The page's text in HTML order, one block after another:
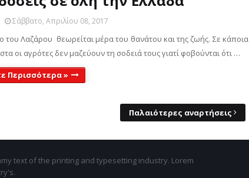
Σάββατο, Απριλίου 08, 2017
του Λαζάρου θεωρείται μέρα του θανάτου και της ζωής. Σε κάποια
οι αγρότες δεν μαζεύουν τη σοδειά τους γιατί φοβούνται ότι …
Περισσότερα »
Παλαιότερες αναρτήσεις
text of the printing and typesetting industry. Lorem